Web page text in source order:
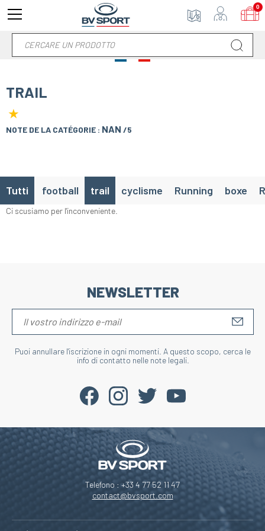
TRAIL
★
NOTE DE LA CATÉGORIE : NAN /5
Tutti football trail cyclisme Running boxe
Ci scusiamo per l'inconveniente.
NEWSLETTER
Puoi annullare l'iscrizione in ogni momenti. A questo scopo, cerca le
info di contatto nelle note legali.
Telefono : +33 4 77 52 11 47
contact@bvsport.com
0